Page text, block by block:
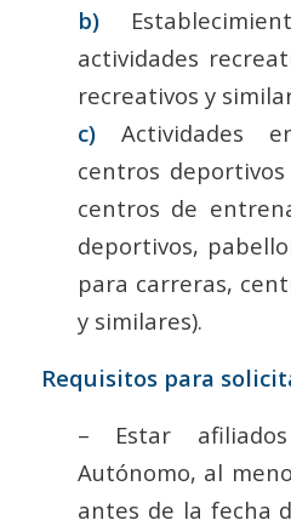
b)
actividades
recreativos y
c)Actividades
centros
centros de
deportivos,
para carreras,
y similares).
Requisitos para
– Estar
Autónomo, al
antes de la fecha